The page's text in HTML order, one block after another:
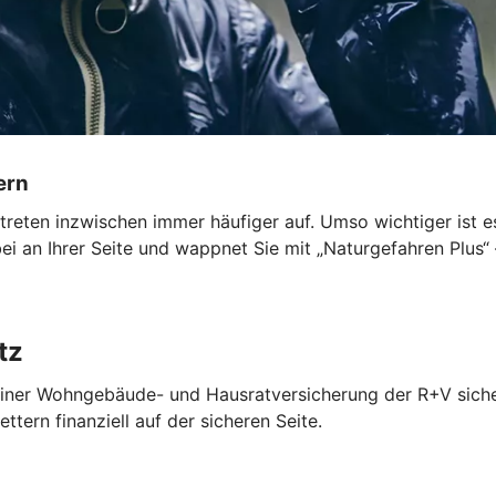
inzwischen immer häufiger auf. Umso wichtiger ist
an Ihrer Seite und wappnet Sie mit „Naturgefahren
Wohngebäude- und Hausratversicherung der R+V
finanziell auf der sicheren Seite.